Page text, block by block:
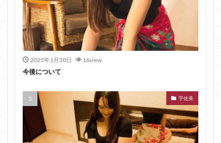
2025年1月30日 16view
今後について
宇佐美